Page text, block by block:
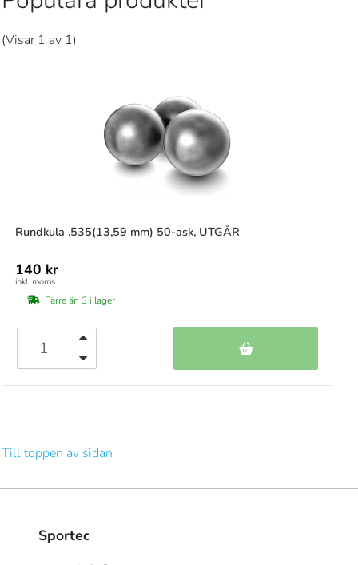
(Visar 1 av 1)
Rundkula .535(13,59 mm) 50-ask, UTGÅR
140 kr
inkl. moms
Färre än 3 i lager
Till toppen av sidan
Sportec